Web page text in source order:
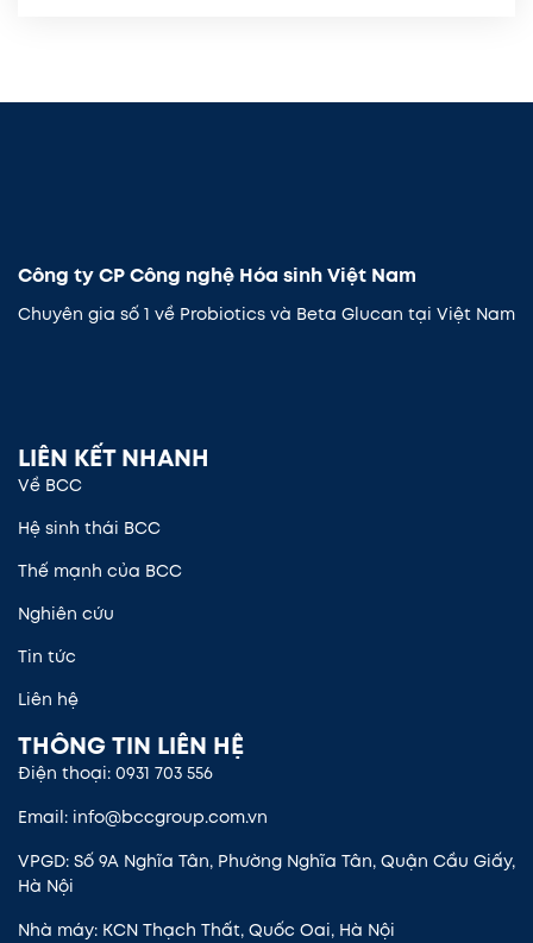
Công ty CP Công nghệ Hóa sinh Việt Nam
Chuyên gia số 1 về Probiotics và Beta Glucan tại Việt Nam
LIÊN KẾT NHANH
Về BCC
Hệ sinh thái BCC
Thế mạnh của BCC
Nghiên cứu
Tin tức
Liên hệ
THÔNG TIN LIÊN HỆ
Điện thoại: 0931 703 556
Email: info@bccgroup.com.vn
VPGD: Số 9A Nghĩa Tân, Phường Nghĩa Tân, Quận Cầu Giấy,
Hà Nội
Nhà máy: KCN Thạch Thất, Quốc Oai, Hà Nội